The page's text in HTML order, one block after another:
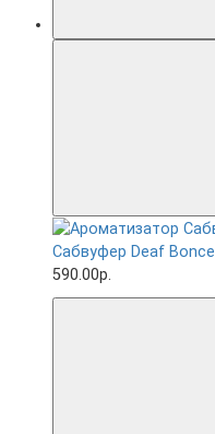
Сабвуфер Deaf Bonce
590.00р.